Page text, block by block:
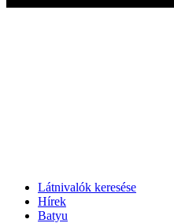
Látnivalók keresése
Hírek
Batyu